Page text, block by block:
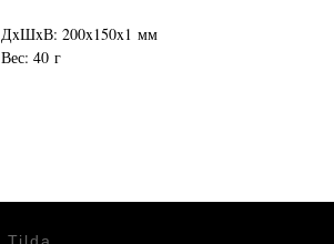
ДxШxВ: 200x150x1 мм
Вес: 40 г
Tilda